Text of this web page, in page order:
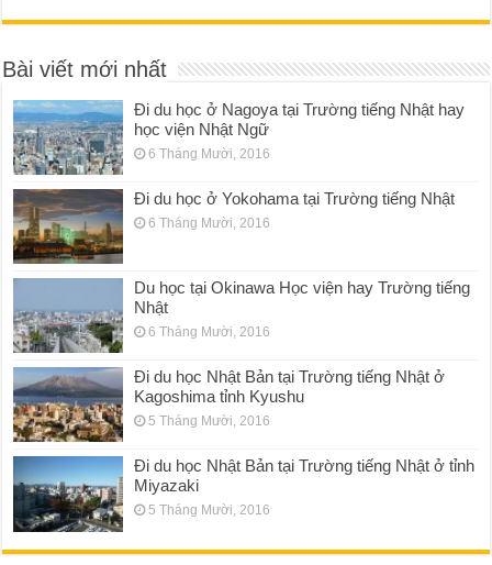
Bài viết mới nhất
Đi du học ở Nagoya tại Trường tiếng Nhật hay
học viện Nhật Ngữ
6 Tháng Mười, 2016
Đi du học ở Yokohama tại Trường tiếng Nhật
6 Tháng Mười, 2016
Du học tại Okinawa Học viện hay Trường tiếng
Nhật
6 Tháng Mười, 2016
Đi du học Nhật Bản tại Trường tiếng Nhật ở
Kagoshima tỉnh Kyushu
5 Tháng Mười, 2016
Đi du học Nhật Bản tại Trường tiếng Nhật ở tỉnh
Miyazaki
5 Tháng Mười, 2016